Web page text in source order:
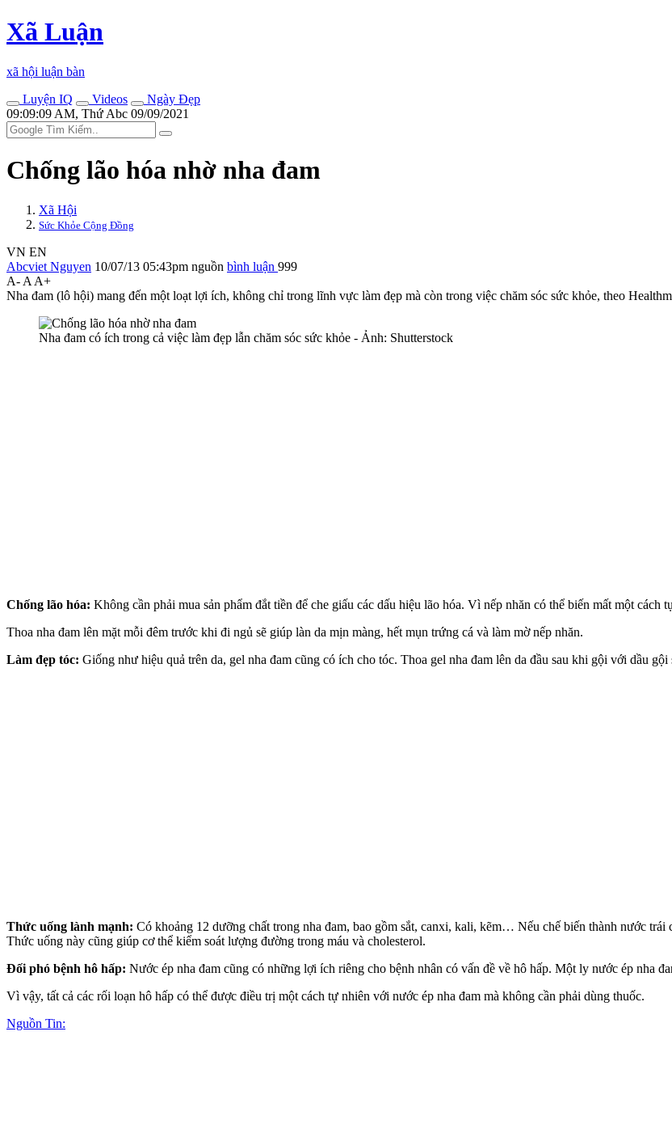
Xã Luận
xã hội luận bàn
Luyện IQ
Videos
Ngày Đẹp
09:09:09 AM, Thứ Abc 09/09/2021
Chống lão hóa nhờ nha đam
Xã Hội
Sức Khỏe Cộng Đồng
VN EN
Abcviet Nguyen 10/07/13 05:43pm nguồn bình luận 999
A- A A+
Nha đam (lô hội) mang đến một loạt lợi ích, không chỉ trong lĩnh vực làm đẹp mà còn trong việc chăm sóc sức khỏe, theo
Nha đam có ích trong cả việc làm đẹp lẫn chăm sóc sức khỏe - Ảnh: Shutterstock
Chống lão hóa: Không cần phải mua sản phẩm đắt tiền để che giấu các dấu hiệu lão hóa. Vì nếp nhăn có thể biến mất một cách
Thoa nha đam lên mặt mỗi đêm trước khi đi ngủ sẽ giúp làn da mịn màng, hết mụn trứng cá và làm mờ nếp nhăn.
Làm đẹp tóc: Giống như hiệu quả trên da, gel nha đam cũng có ích cho tóc. Thoa gel nha đam lên da đầu sau khi gội với dầu
Thức uống lành mạnh: Có khoảng 12 dưỡng chất trong nha đam, bao gồm sắt, canxi, kali, kẽm… Nếu chế biến thành nước
Thức uống này cũng giúp c‌ơ th‌ể kiểm soát lượng đường trong máu và cholesterol.
Đối phó bệnh hô hấp: Nước ép nha đam cũng có những lợi ích riêng cho bệnh nhân có vấn đề về hô hấp. Một ly nước ép nha
Vì vậy, tất cả các rối loạn hô hấp có thể được điều trị một cách tự nhiên với nước ép nha đam mà không cần phải dùng thuốc.
Nguồn Tin: